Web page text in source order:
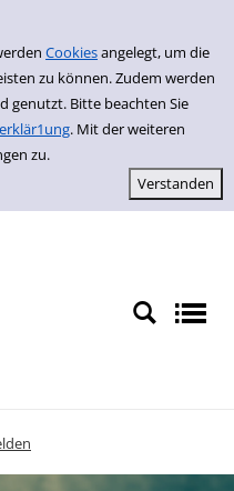
Cookiesangelegt, um die
zu können. Zudem werden
genutzt. Bitte beachten Sie
. Mit der weiteren
zu.